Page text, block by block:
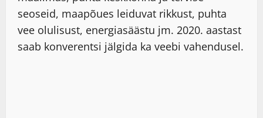
seoseid, maapõues leiduvat rikkust, puhta
vee olulisust, energiasäästu jm. 2020. aastast
saab konverentsi jälgida ka veebi vahendusel.